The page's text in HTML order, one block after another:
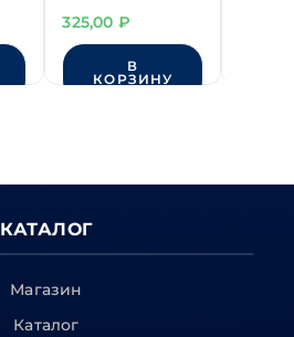
325,00 ₽
В
КОРЗИНУ
КАТАЛОГ
Магазин
Каталог